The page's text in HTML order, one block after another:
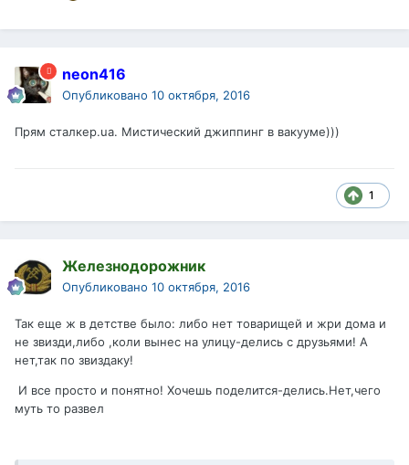
neon416
Опубликовано 10 октября, 2016
Прям сталкер.ua. Мистический джиппинг в вакууме)))
1
Железнодорожник
Опубликовано 10 октября, 2016
Так еще ж в детстве было: либо нет товарищей и жри дома и
не звизди,либо ,коли вынес на улицу-делись с друзьями! А
нет,так по звиздаку!
И все просто и понятно! Хочешь поделится-делись.Нет,чего
муть то развел